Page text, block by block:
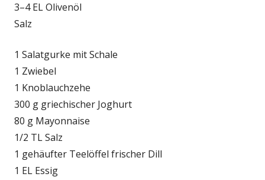
3–4 EL Olivenöl
Salz
1 Salatgurke mit Schale
1 Zwiebel
1 Knoblauchzehe
300 g griechischer Joghurt
80 g Mayonnaise
1/2 TL Salz
1 gehäufter Teelöffel frischer Dill
1 EL Essig